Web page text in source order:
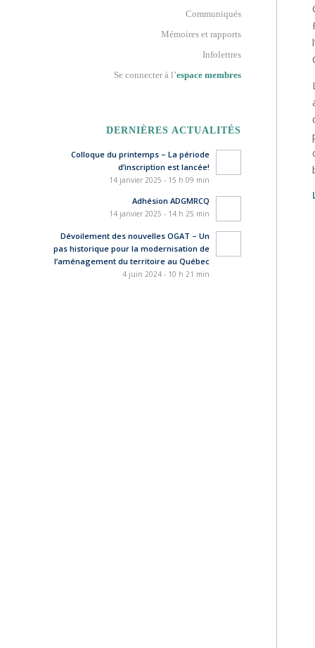
Communiqués
Mémoires et rapports
Infolettres
Se connecter à l’espace membres
DERNIÈRES ACTUALITÉS
Colloque du printemps – La période
d’inscription est lancée!
14 janvier 2025 - 15 h 09 min
Adhésion ADGMRCQ
14 janvier 2025 - 14 h 25 min
Dévoilement des nouvelles OGAT – Un
pas historique pour la modernisation de
l’aménagement du territoire au Québec
4 juin 2024 - 10 h 21 min